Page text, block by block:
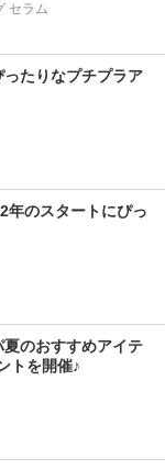
セラム
たりなプチプラア
年のスタートにぴっ
のおすすめアイテ
トを開催♪